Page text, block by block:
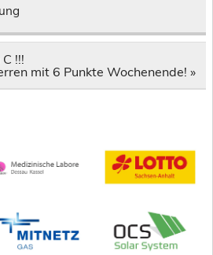
!!!
mit 6 Punkte Wochenende! »